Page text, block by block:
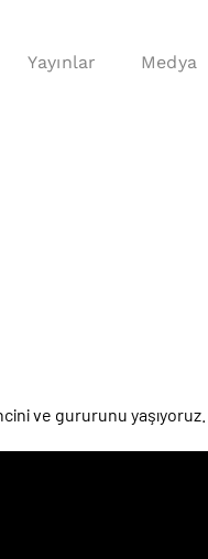
Yayınlar Medya
ve gururunu yaşıyoruz.